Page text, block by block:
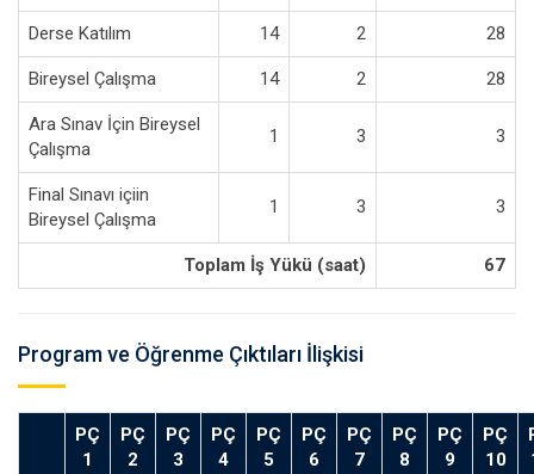
Derse Katılım 14 2 28
Bireysel Çalışma 14 2 28
Ara Sınav İçin Bireysel
Çalışma
1 3 3
Final Sınavı içiin
Bireysel Çalışma
1 3 3
Toplam İş Yükü (saat) 67
Program ve Öğrenme Çıktıları İlişkisi
PÇ
1
PÇ
2
PÇ
3
PÇ
4
PÇ
5
PÇ
6
PÇ
7
PÇ
8
PÇ
9
PÇ
10